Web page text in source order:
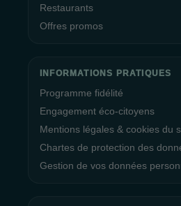
Restaurants
Offres promos
INFORMATIONS PRATIQUES
Programme fidélité
Engagement éco-citoyens
Mentions légales & cookies du
Chartes de protection des
Gestion de vos données